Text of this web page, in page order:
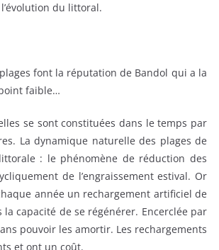
du littoral.
font la réputation de Bandol qui a la
faible…
se sont constituées dans le temps par
La dynamique naturelle des plages de
: le phénomène de réduction des
de l’engraissement estival. Or
année un rechargement artificiel de
capacité de se régénérer. Encerclée par
pouvoir les amortir. Les rechargements
et ont un coût.